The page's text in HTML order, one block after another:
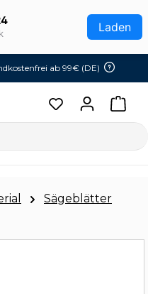
Laden
99€ (DE)
Sägeblätter